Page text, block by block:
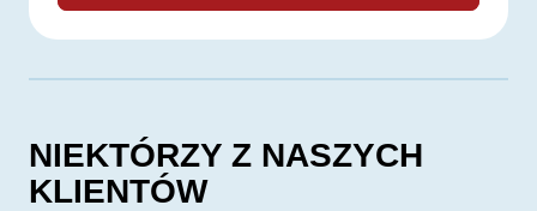
NIEKTÓRZY Z NASZYCH
KLIENTÓW